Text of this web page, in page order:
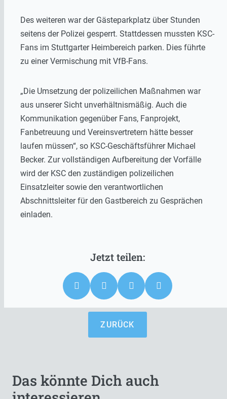
Des weiteren war der Gästeparkplatz über Stunden
seitens der Polizei gesperrt. Stattdessen mussten KSC-
Fans im Stuttgarter Heimbereich parken. Dies führte
zu einer Vermischung mit VfB-Fans.
„Die Umsetzung der polizeilichen Maßnahmen war
aus unserer Sicht unverhältnismäßig. Auch die
Kommunikation gegenüber Fans, Fanprojekt,
Fanbetreuung und Vereinsvertretern hätte besser
laufen müssen“, so KSC-Geschäftsführer Michael
Becker. Zur vollständigen Aufbereitung der Vorfälle
wird der KSC den zuständigen polizeilichen
Einsatzleiter sowie den verantwortlichen
Abschnittsleiter für den Gastbereich zu Gesprächen
einladen.
ZURÜCK
Das könnte Dich auch